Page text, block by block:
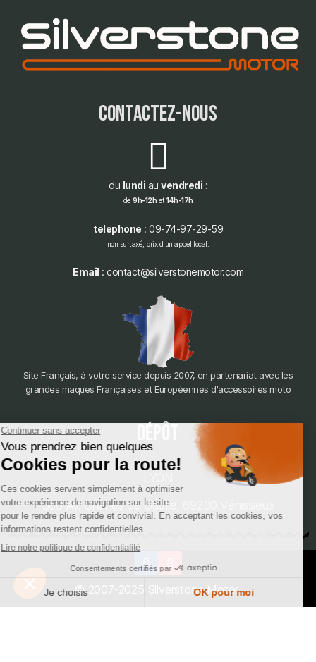
contactez-nous
du lundi au vendredi :
de 9h-12het 14h-17h
telephone : 09-74-97-29-59
non surtaxé, prix d'un appel local.
Email : contact@silverstonemotor.com
Site Français, à votre service depuis 2007, en partenariat avec les
grandes maques Françaises et Européennes d'accessoires moto
388 Av. Charles de Gaulle, 69200 Vénissieux
© 2007-2025 Silverstone Motor